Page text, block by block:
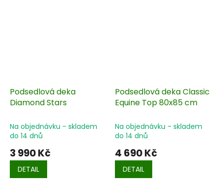
Podsedlová deka
Diamond Stars
Na objednávku - skladem
do 14 dnů
3 990 Kč
DETAIL
Podsedlová deka Classic
Equine Top 80x85 cm
Na objednávku - skladem
do 14 dnů
4 690 Kč
DETAIL